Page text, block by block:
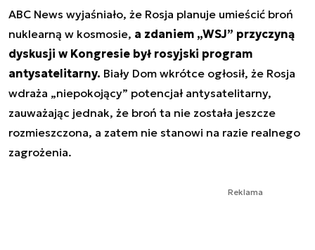
ABC News wyjaśniało, że Rosja planuje umieścić broń
nuklearną w kosmosie, a zdaniem „WSJ” przyczyną
dyskusji w Kongresie był rosyjski program
antysatelitarny. Biały Dom wkrótce ogłosił, że Rosja
wdraża „niepokojący” potencjał antysatelitarny,
zauważając jednak, że broń ta nie została jeszcze
rozmieszczona, a zatem nie stanowi na razie realnego
zagrożenia.
Reklama